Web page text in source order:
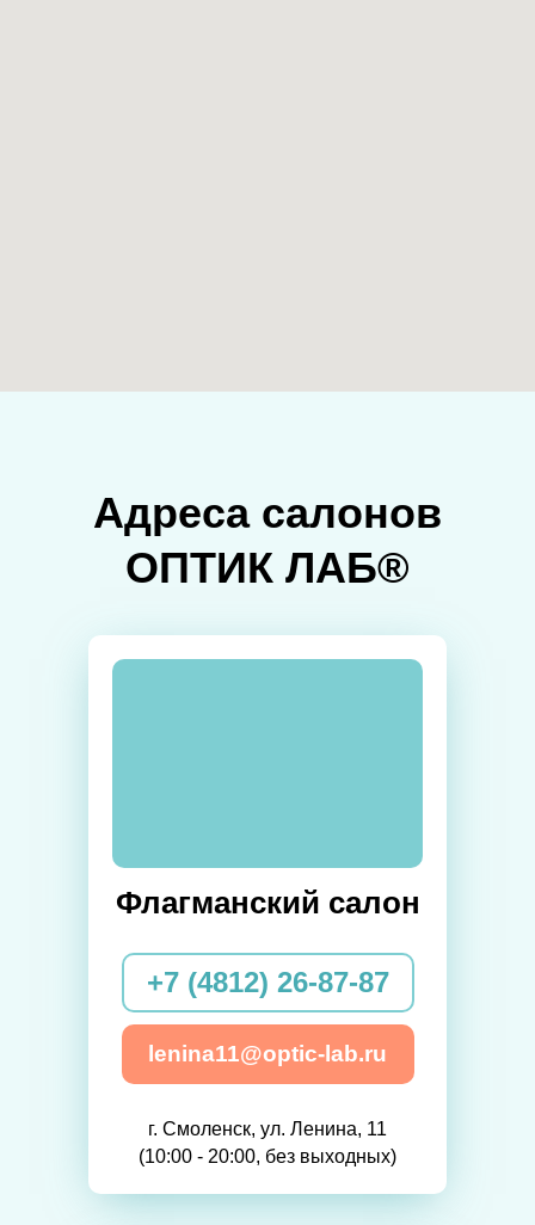
Адреса салонов
ОПТИК ЛАБ®
г. Смоленск, ул. Ленина, 11
(10:00 - 20:00, без выходных)
Флагманский салон
+7 (4812) 26-87-87
lenina11@optic-lab.ru